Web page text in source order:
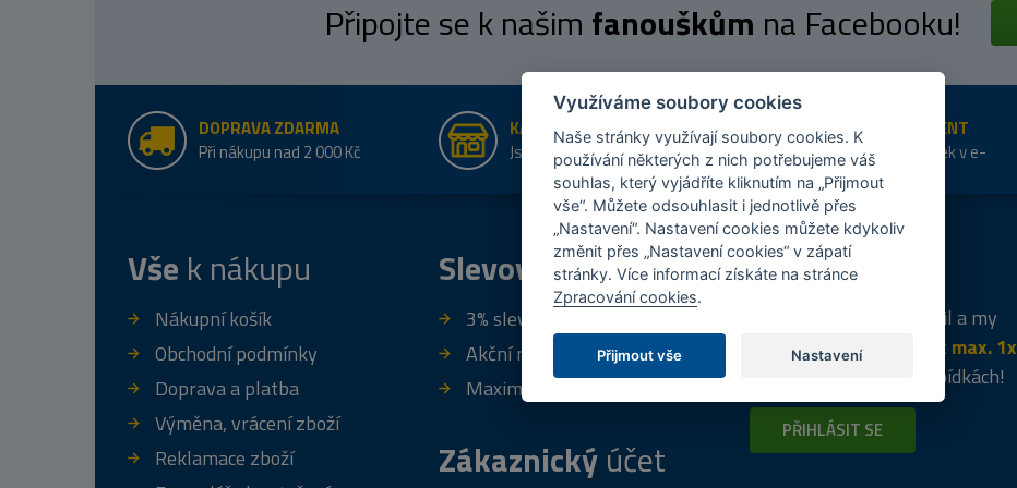
Připojte se k našim fanouškům na Facebooku!
DOPRAVA ZDARMA
Při nákupu nad 2 000 Kč
KAMENNÉ PRODEJNY
Jsme na trhu více než 10 let
ŠIROKÝ SORTIMENT
Přes 20 tis. položek v e-
shopu
Vše k nákupu
Nákupní košík
Obchodní podmínky
Doprava a platba
Výměna, vrácení zboží
Reklamace zboží
Slevový program
3% sleva za registraci
Akční nabídky
Maximální výprodej
Zákaznickýúčet
Tipyk nákupu
Napište nám svůj e-mail a my
vás budeme informovat max. 1x
o zajímavých nabídkách!
PŘIHLÁSIT SE
Využíváme soubory cookies
Naše stránky využívají soubory cookies. K
používání některých z nich potřebujeme váš
souhlas, který vyjádříte kliknutím na „Přijmout
vše“. Můžete odsouhlasit i jednotlivě přes
„Nastavení“. Nastavení cookies můžete kdykoliv
změnit přes „Nastavení cookies“ v zápatí
stránky. Více informací získáte na stránce
Zpracování cookies.
Přijmout vše Nastavení